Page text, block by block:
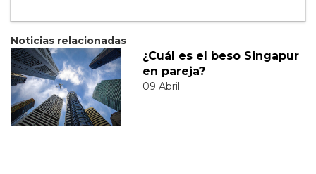
Noticias relacionadas
¿Cuál es el beso Singapur
en pareja?
09 Abril